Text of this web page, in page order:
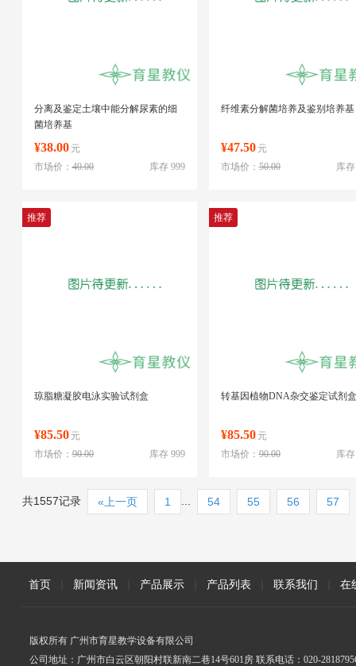
分离及鉴定土壤中能分解尿素的细
菌培养基
¥38.00 元
库存 999
市场价：40.00
纤维素分解菌培养及鉴别培养基
¥47.50 元
库
市场价：50.00
推荐
琼脂糖凝胶电泳实验试剂盒
¥85.50 元
库存 999
市场价：90.00
推荐
转基因植物DNA杂交鉴定试剂盒
¥85.50 元
库
市场价：90.00
共1557记录 «上一页 1 54 55 56 57
首页 新闻资讯 产品展示 产品列表 联系我们 在
版权所有 广州市育星教学设备有限公司
公司地址：广州市白云区朝阳村联新南二巷14号601房 联系电话：020-